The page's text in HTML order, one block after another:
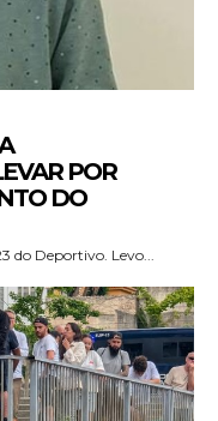
POR
DO
do Deportivo. Levo...